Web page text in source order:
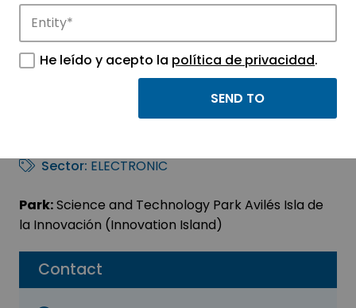
Contact
INNOVA SOLUCIONES
ELECTRICAS, S.L.
Sector: ELECTRONIC
Park:Science and Technology Park Avilés Isla de
la Innovación (Innovation Island)
He leído y acepto la política de privacidad.